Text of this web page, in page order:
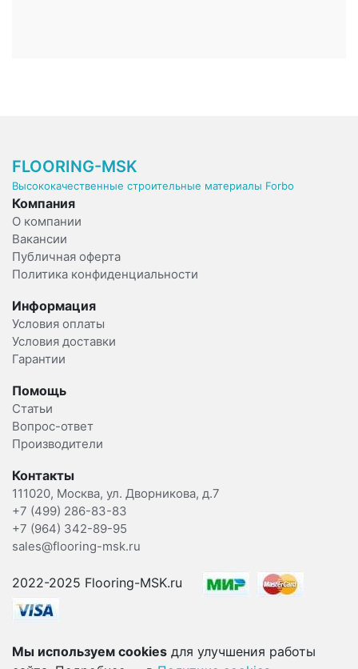
FLOORING-MSK
Высококачественные строительные материалы Forbo
Компания
О компании
Вакансии
Публичная оферта
Политика конфиденциальности
Информация
Условия оплаты
Условия доставки
Гарантии
Помощь
Статьи
Вопрос-ответ
Производители
Контакты
111020, Москва, ул. Дворникова, д.7
+7 (499) 286-83-83
+7 (964) 342-89-95
sales@flooring-msk.ru
2022-2025 Flooring-MSK.ru
Мы используем cookies для улучшения работы